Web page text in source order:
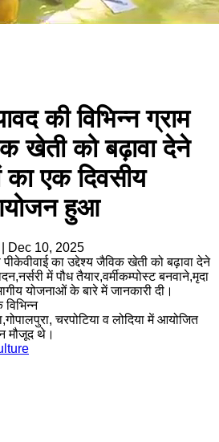
की विभिन्न ग्राम
खेती को बढ़ावा देने
का एक दिवसीय
हुआ
Dec 10, 2025
का उद्देश्य जैविक खेती को बढ़ावा देने
में पौध तैयार,वर्मीकम्पोस्ट बनवाने,मृदा
योजनाओं के बारे में जानकारी दी।
चरपोटिया व लोदिया में आयोजित
मौजूद थे।